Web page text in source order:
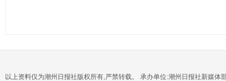
以上资料仅为潮州日报社版权所有,严禁转载。 承办单位:潮州日报社新媒体